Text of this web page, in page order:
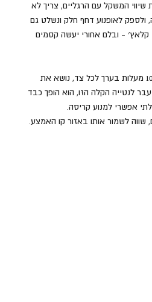
שיווי המשקל עם הרגליים, צריך לא
ולספק לאופנוע דחף חלק ונשלט גם
- ובלם אחורי יעשה קסמים
טיפ נוסף: כל אופנוע, עד הטייה של 10 מעלות בערך לכל צד, נושא את
לנטייה הקלה הזו, הוא הופך כבד
אפשרי למנוע קריסה.
שווה לשמור אותו באזור קו האמצע.